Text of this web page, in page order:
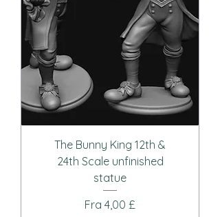
The Bunny King 12th &
24th Scale unfinished
statue
Fra 4,00 £
Salgspris